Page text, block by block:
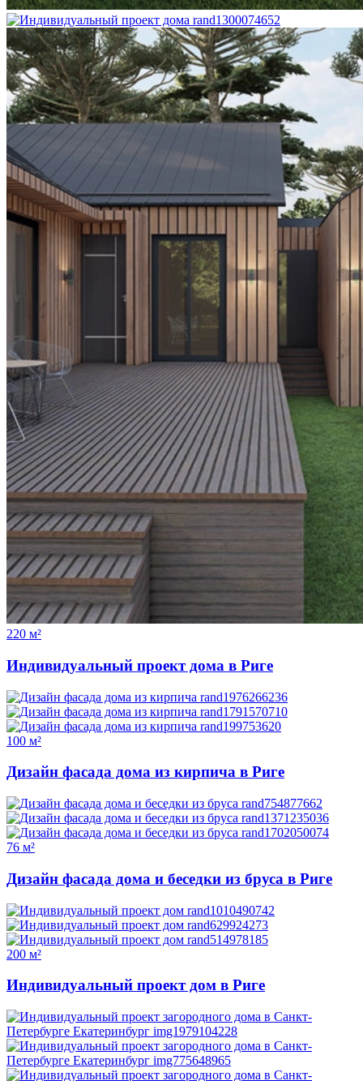
220 м²
Индивидуальный проект дома в Риге
100 м²
Дизайн фасада дома из кирпича в Риге
76 м²
Дизайн фасада дома и беседки из бруса в Риге
200 м²
Индивидуальный проект дом в Риге